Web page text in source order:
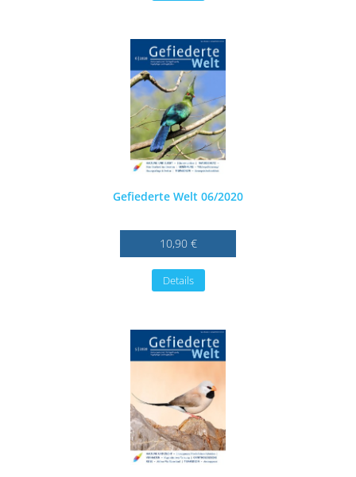
Gefiederte Welt 06/2020
10,90 €
Details